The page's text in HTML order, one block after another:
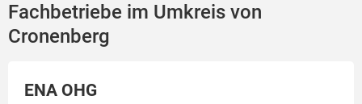
Fachbetriebe im Umkreis von
Cronenberg
ENA OHG